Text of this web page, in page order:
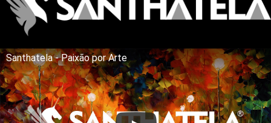
Santhatela - Paixão por Arte